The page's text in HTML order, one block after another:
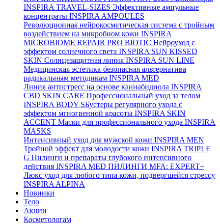
INSPIRA TRAVEL-SIZES Эффективные ампульные
концентраты INSPIRA AMPOULES
Революционная нейрокосметическая система с тройным
воздействием на микробиом кожи INSPIRA
MICROBIOME REPAIR PRO BIOTIC Нейроуход с
эффектом солнечного света INSPIRA SUN KISSED
SKIN Солнцезащитная линия INSPIRA SUN LINE
Медицинская эстетика-безопасная альтернатива
радикальным методикам INSPIRA MED
Линия антистресс на основе каннабидиола INSPIRA
CBD SKIN CARE Профессиональный уход за телом
INSPIRA BODY SБустеры регулярного ухода с
эффектом мгногвенной красоты INSPIRA SKIN
ACCENT Маски для профессионального ухода INSPIRA
MASKS
Интенсивный уход для мужской кожи INSPIRA MEN
Тройной эффект для молодости кожи INSPIRA TRIPLE
G Пилинги и препараты глубокого интенсивного
действия INSPIRA MED ПИЛИНГИ MFA: EXPERT+
Люкс уход для любого типа кожи, подвергшейся стрессу
INSPIRA ALPINA
Новинки
Тело
Акции
Косметологам